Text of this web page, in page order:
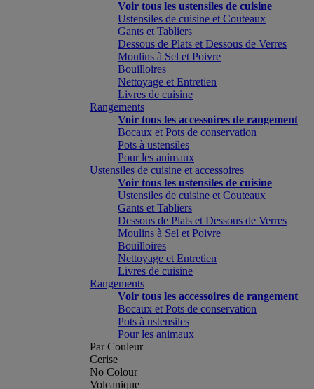
Voir tous les ustensiles de cuisine
Ustensiles de cuisine et Couteaux
Gants et Tabliers
Dessous de Plats et Dessous de Verres
Moulins à Sel et Poivre
Bouilloires
Nettoyage et Entretien
Livres de cuisine
Rangements
Voir tous les accessoires de rangement
Bocaux et Pots de conservation
Pots à ustensiles
Pour les animaux
Ustensiles de cuisine et accessoires
Voir tous les ustensiles de cuisine
Ustensiles de cuisine et Couteaux
Gants et Tabliers
Dessous de Plats et Dessous de Verres
Moulins à Sel et Poivre
Bouilloires
Nettoyage et Entretien
Livres de cuisine
Rangements
Voir tous les accessoires de rangement
Bocaux et Pots de conservation
Pots à ustensiles
Pour les animaux
Par Couleur
Cerise
No Colour
Volcanique